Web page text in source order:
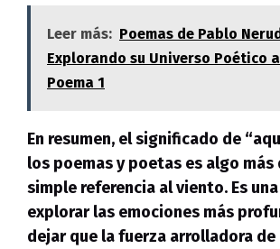
Leer más: Poemas de Pablo
Explorando su Universo Poético
Poema 1
En resumen, el significado de
los poemas y poetas es algo más
simple referencia al viento. Es
explorar las emociones más
dejar que la fuerza arrolladora de